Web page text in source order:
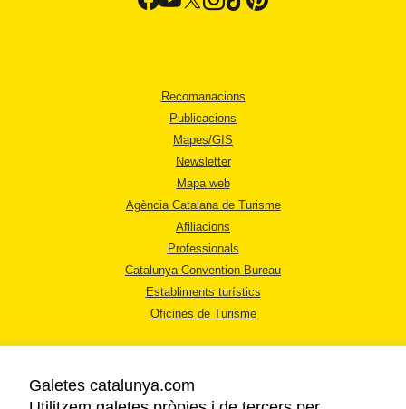
Recomanacions
Publicacions
Mapes/GIS
Newsletter
Mapa web
Agència Catalana de Turisme
Afiliacions
Professionals
Catalunya Convention Bureau
Establiments turístics
Oficines de Turisme
Galetes catalunya.com